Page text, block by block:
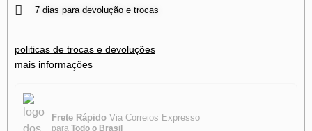
7 dias para devolução e trocas
politicas de trocas e devoluções
mais informações
Frete Rápido Via Correios Expresso
para Todo o Brasil